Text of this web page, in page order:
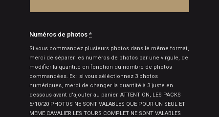
Numéros de photos *
Si vous commandez plusieurs photos dans le même format,
merci de séparer les numéros de photos par une virgule, de
modifier la quantité en fonction du nombre de photos
commandées. Ex : si vous séléctionnez 3 photos
numériques, merci de changer la quantité à 3 juste en
dessous avant d'ajouter au panier. ATTENTION, LES PACKS
5/10/20 PHOTOS NE SONT VALABLES QUE POUR UN SEUL ET
MEME CAVALIER LES TOURS COMPLET NE SONT VALABLES